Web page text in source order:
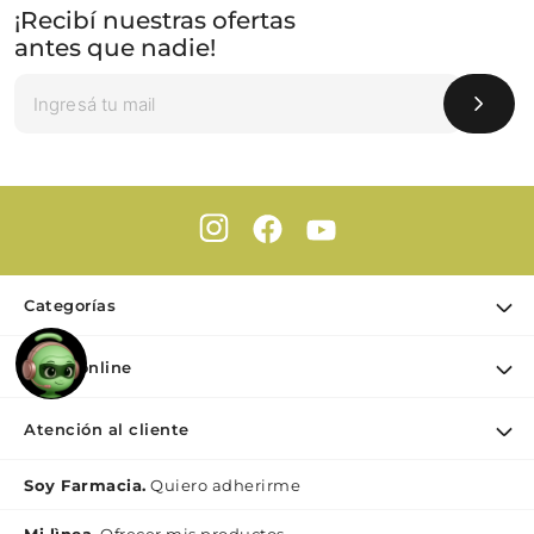
¡Recibí nuestras ofertas
antes que nadie!
Categorías
Ofertas
Cuidado Personal
Dermocosmética
Nutrición & Deporte
Farmaonline
Atención al cliente
Contacto
Soy Farmacia. Quiero adherirme